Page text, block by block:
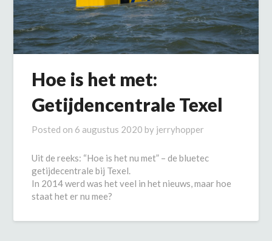
Hoe is het met:
Getijdencentrale Texel
Posted on 6 augustus 2020 by jerryhopper
Uit de reeks: “Hoe is het nu met” – de bluetec
getijdecentrale bij Texel.
In 2014 werd was het veel in het nieuws, maar hoe
staat het er nu mee?